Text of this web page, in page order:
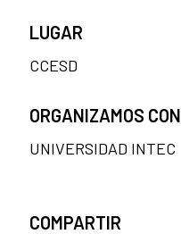
LUGAR
CCESD
ORGANIZAMOS CON
UNIVERSIDAD INTEC
COMPARTIR